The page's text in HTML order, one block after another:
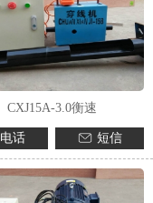
CXJ15A-3.0衡速
电话 短信